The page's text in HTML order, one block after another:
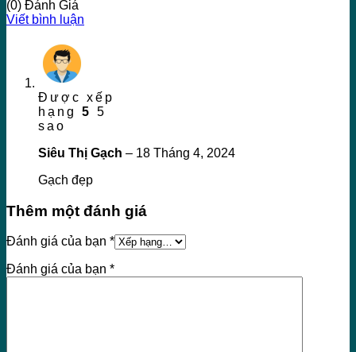
(0) Đánh Giá
Viết bình luận
Được xếp
hạng 5 5
sao
Siêu Thị Gạch – 18 Tháng 4, 2024
Gạch đẹp
Thêm một đánh giá
Đánh giá của bạn *
Đánh giá của bạn *